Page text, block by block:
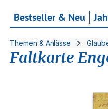
Bestseller & Neu
Themen & Anlässe
Faltkarte
Bildergalerie überspringen